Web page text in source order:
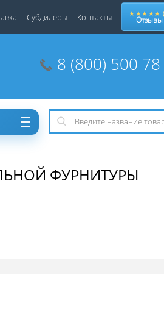
Субдилеры Контакты ★★★★★
Отзывы
8 (800) 500
ФУРНИТУРЫ